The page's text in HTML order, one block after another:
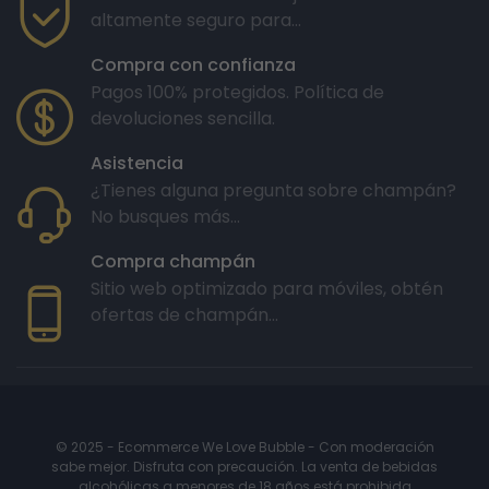
altamente seguro para...
Compra con confianza
Pagos 100% protegidos. Política de
devoluciones sencilla.
Asistencia
¿Tienes alguna pregunta sobre champán?
No busques más...
Compra champán
Sitio web optimizado para móviles, obtén
ofertas de champán...
© 2025 - Ecommerce We Love Bubble - Con moderación
sabe mejor. Disfruta con precaución. La venta de bebidas